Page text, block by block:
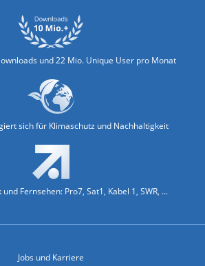
und 22 Mio. Unique User pro Monat
sich für Klimaschutz und Nachhaltigkeit
Fernsehen: Pro7, Sat1, Kabel 1, SWR, ...
Jobs und Karriere